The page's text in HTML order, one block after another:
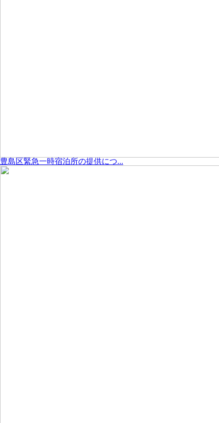
豊島区緊急一時宿泊所の提供につ...